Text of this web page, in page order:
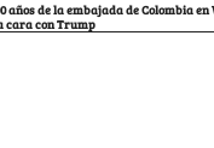
años de la embajada de Colombia
cara con Trump